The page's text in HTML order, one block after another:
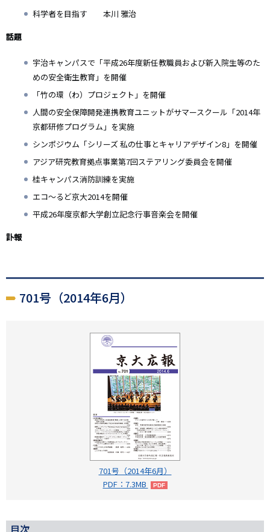
科学者を目指す 本川 雅治
話題
宇治キャンパスで「平成26年度新任教職員および新入院生等のた
めの安全衛生教育」を開催
「竹の環（わ）プロジェクト」を開催
人間の安全保障開発連携教育ユニットがサマースクール「2014年
京都研修プログラム」を実施
シンポジウム「シリーズ 私の仕事とキャリアデザイン8」を開催
アジア研究教育拠点事業第7回ステアリング委員会を開催
桂キャンパス消防訓練を実施
エコ～るど京大2014を開催
平成26年度京都大学創立記念行事音楽会を開催
訃報
701号（2014年6月）
701号（2014年6月）
PDF：7.3MB